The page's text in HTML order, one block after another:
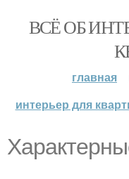
ВСЁ ОБ
главная
интерьер для